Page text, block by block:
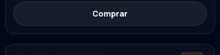
Guanajuato
Ver evento